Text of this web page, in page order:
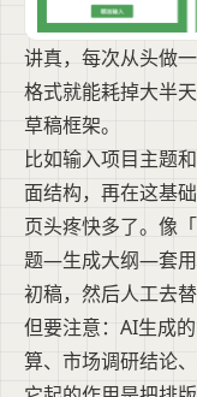
讲真，每次从头做
格式就能耗掉大半
草稿框架。
比如输入项目主题
面结构，再在这基
页头疼快多了。像
题—生成大纲—套用
初稿，然后人工去
但要注意：AI生成
算、市场调研结论